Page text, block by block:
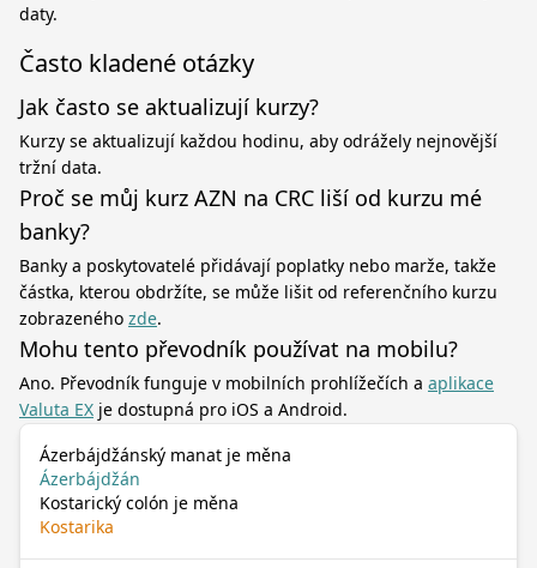
daty.
Často kladené otázky
Jak často se aktualizují kurzy?
Kurzy se aktualizují každou hodinu, aby odrážely nejnovější
tržní data.
Proč se můj kurz AZN na CRC liší od kurzu mé
banky?
Banky a poskytovatelé přidávají poplatky nebo marže, takže
částka, kterou obdržíte, se může lišit od referenčního kurzu
zobrazeného zde.
Mohu tento převodník používat na mobilu?
Ano. Převodník funguje v mobilních prohlížečích a aplikace
Valuta EX je dostupná pro iOS a Android.
Ázerbájdžánský manat je měna
Ázerbájdžán
Kostarický colón je měna
Kostarika